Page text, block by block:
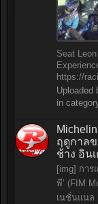
Seat
https://
Uploaded
in
ฤดูกาล
ช้าง อิน
[img] กา
พี’ (FIM
เนชั่นแนล